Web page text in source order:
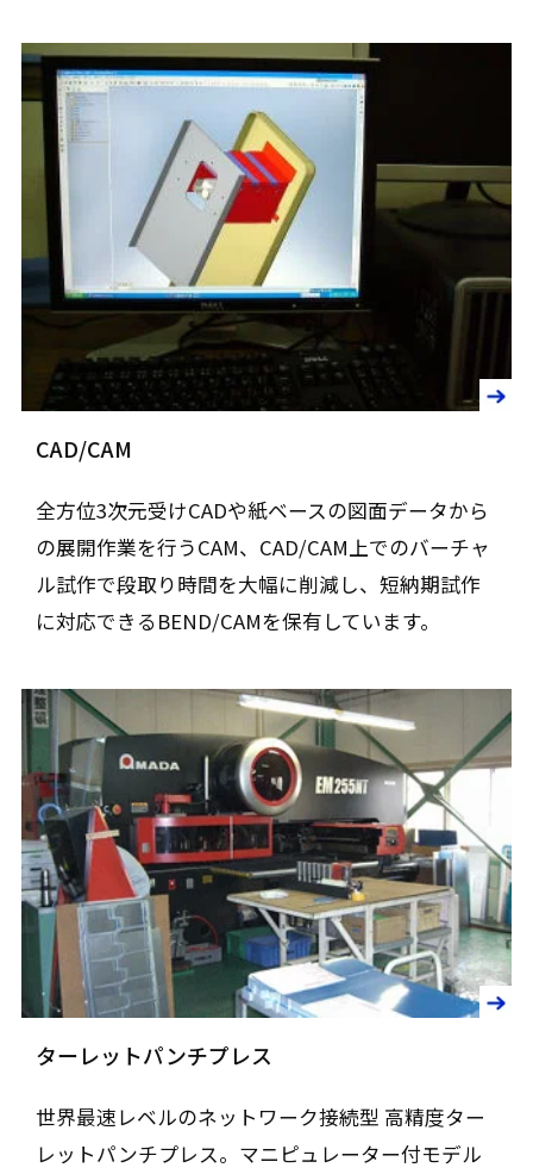
CAD/CAM
全方位3次元受けCADや紙ベースの図面データから
の展開作業を行うCAM、CAD/CAM上でのバーチャ
ル試作で段取り時間を大幅に削減し、短納期試作
に対応できるBEND/CAMを保有しています。
ターレットパンチプレス
世界最速レベルのネットワーク接続型 高精度ター
レットパンチプレス。マニピュレーター付モデル